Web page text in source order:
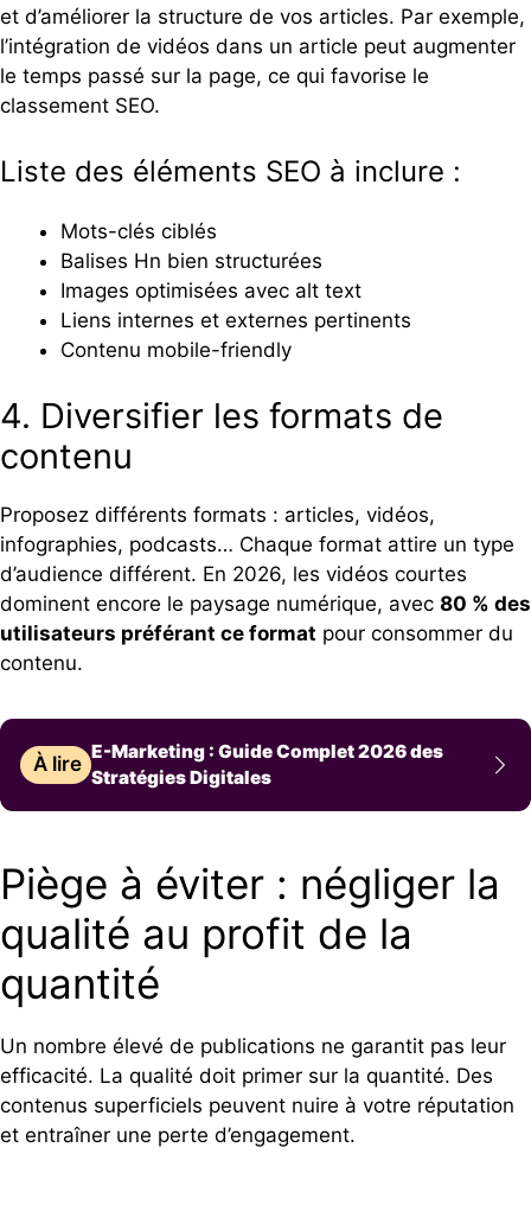
et d’améliorer la structure de vos articles. Par exemple,
l’intégration de vidéos dans un article peut augmenter
le temps passé sur la page, ce qui favorise le
classement SEO.
Liste des éléments SEO à inclure :
Mots-clés ciblés
Balises Hn bien structurées
Images optimisées avec alt text
Liens internes et externes pertinents
Contenu mobile-friendly
4. Diversifier les formats de
contenu
Proposez différents formats : articles, vidéos,
infographies, podcasts… Chaque format attire un type
d’audience différent. En 2026, les vidéos courtes
dominent encore le paysage numérique, avec 80 % des
utilisateurs préférant ce format pour consommer du
contenu.
À lire
E-Marketing : Guide Complet 2026 des
Stratégies Digitales
Piège à éviter : négliger la
qualité au profit de la
quantité
Un nombre élevé de publications ne garantit pas leur
efficacité. La qualité doit primer sur la quantité. Des
contenus superficiels peuvent nuire à votre réputation
et entraîner une perte d’engagement.